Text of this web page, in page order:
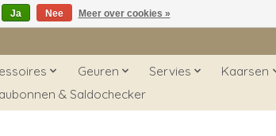
Geuren Servies
Kaarsen
& Saldochecker
Ja Nee Meer over cookies »